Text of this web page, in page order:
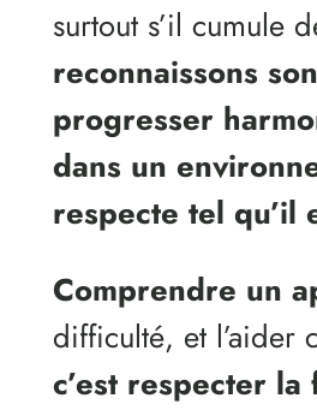
surtout s’il cumule
reconnaissons
progresser
dans un
respecte tel qu’il
Comprendre un
difficulté, et l’aider
c’est respecter